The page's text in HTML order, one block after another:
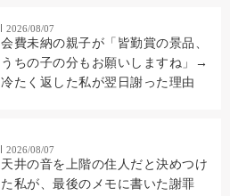
2026/08/07
会費未納の親子が「皆勤賞の景品、
うちの子の分もお願いしますね」→
冷たく返した私が翌日謝った理由
2026/08/07
天井の音を上階の住人だと決めつけ
た私が、最後のメモに書いた謝罪